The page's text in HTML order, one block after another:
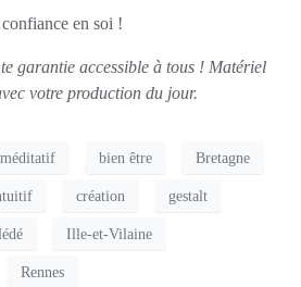
en soi !
garantie accessible à tous ! Matériel
votre production du jour.
bien être Bretagne
création gestalt
Ille-et-Vilaine
Rennes